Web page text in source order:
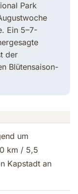
Park
Ein 5–7-
der
Blütensaison-
um
km / 5,5
Kapstadt an